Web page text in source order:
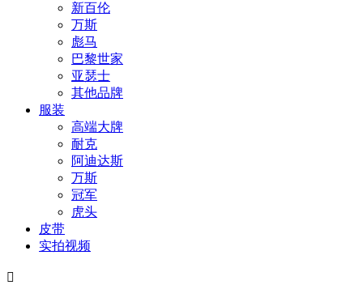
新百伦
万斯
彪马
巴黎世家
亚瑟士
其他品牌
服装
高端大牌
耐克
阿迪达斯
万斯
冠军
虎头
皮带
实拍视频
